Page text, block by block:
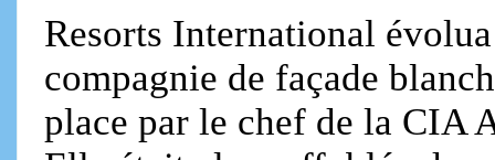
Resorts International
compagnie de façade
place par le chef de la CIA